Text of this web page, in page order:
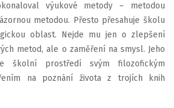
výukové metody – metodou
metodou. Přesto přesahuje školu
oblast. Nejde mu jen o zlepšení
metod, ale o zaměření na smysl. Jeho
školní prostředí svým filozofickým
na poznání života z trojích knih